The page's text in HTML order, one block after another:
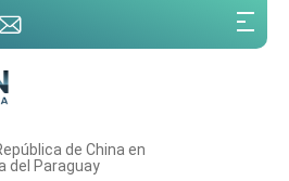
de China en
del Paraguay
論
美國亞利桑納州設立「駐鳳凰城辦
步深化台美交流合作
宅醫療大會開幕 總統盼分享臺灣
文宣影片「台灣醫療點亮世界」
醫療與健康產業展」預告短片，向
守護全球健康的創新能量